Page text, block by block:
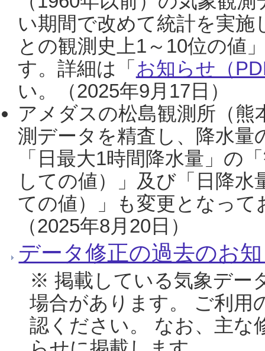
い期間で改めて統計を実
との観測史上1～10位の値
す。詳細は「 お知らせ（
い。（2025年9月17日）
アメダスの松島観測所（熊
測データを精査し、降水
「日最大1時間降水量」の
しての値）」及び「日降
ての値）」も変更となっ
（2025年8月20日）
データ修正の過去のお
※ 掲載している気象デー
場合があります。 ご利用
認ください。 なお、主な